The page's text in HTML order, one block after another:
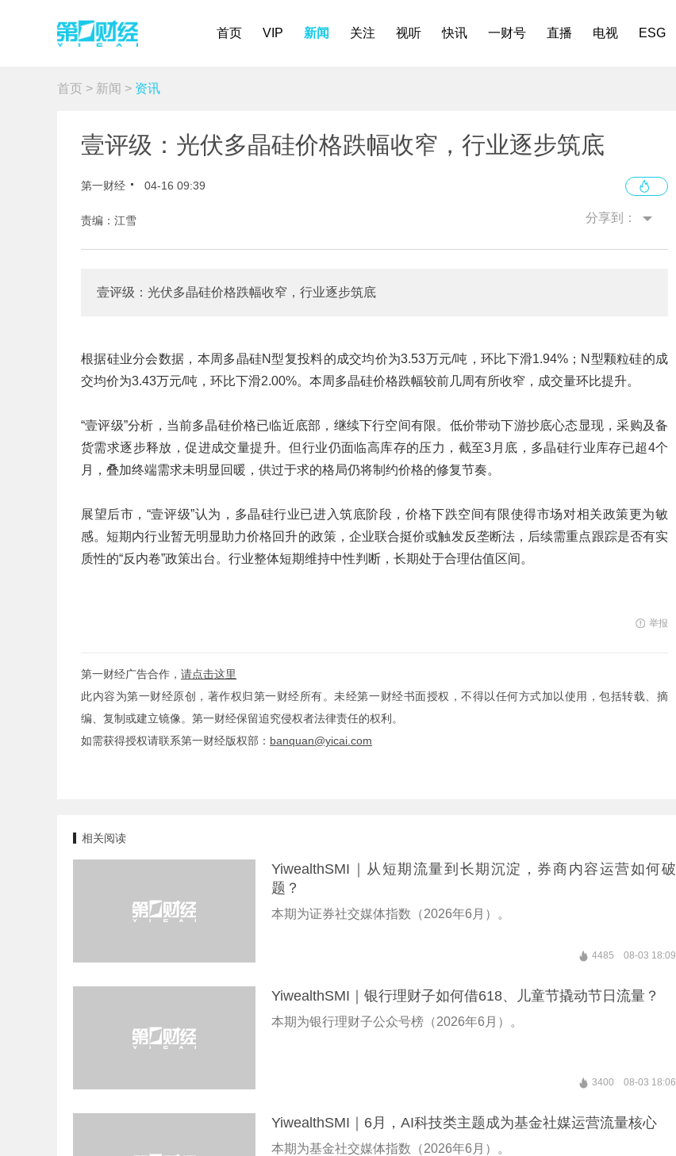
首页 VIP 新闻 关注 视听 快讯 一财号 直播 电视 ESG
首页 > 新闻 > 资讯
壹评级：光伏多晶硅价格跌幅收窄，行业逐步筑底
第一财经 04-16 09:39
责编：江雪 分享到：
壹评级：光伏多晶硅价格跌幅收窄，行业逐步筑底
根据硅业分会数据，本周多晶硅N型复投料的成交均价为3.53万元/吨，环比下滑1.94%；N型颗粒硅的成
交均价为3.43万元/吨，环比下滑2.00%。本周多晶硅价格跌幅较前几周有所收窄，成交量环比提升。
“壹评级”分析，当前多晶硅价格已临近底部，继续下行空间有限。低价带动下游抄底心态显现，采购及备
货需求逐步释放，促进成交量提升。但行业仍面临高库存的压力，截至3月底，多晶硅行业库存已超4个
月，叠加终端需求未明显回暖，供过于求的格局仍将制约价格的修复节奏。
展望后市，“壹评级”认为，多晶硅行业已进入筑底阶段，价格下跌空间有限使得市场对相关政策更为敏
感。短期内行业暂无明显助力价格回升的政策，企业联合挺价或触发反垄断法，后续需重点跟踪是否有实
质性的“反内卷”政策出台。行业整体短期维持中性判断，长期处于合理估值区间。
举报
第一财经广告合作， 请点击这里
此内容为第一财经原创，著作权归第一财经所有。未经第一财经书面授权，不得以任何方式加以使用，包括转载、摘
编、复制或建立镜像。第一财经保留追究侵权者法律责任的权利。
如需获得授权请联系第一财经版权部： banquan@yicai.com
相关阅读
YiwealthSMI｜从短期流量到长期沉淀，券商内容运营如何破
题？
本期为证券社交媒体指数（2026年6月）。
4485 08-03 18:09
YiwealthSMI｜银行理财子如何借618、儿童节撬动节日流量？
本期为银行理财子公众号榜（2026年6月）。
3400 08-03 18:06
YiwealthSMI｜6月，AI科技类主题成为基金社媒运营流量核心
本期为基金社交媒体指数（2026年6月）。